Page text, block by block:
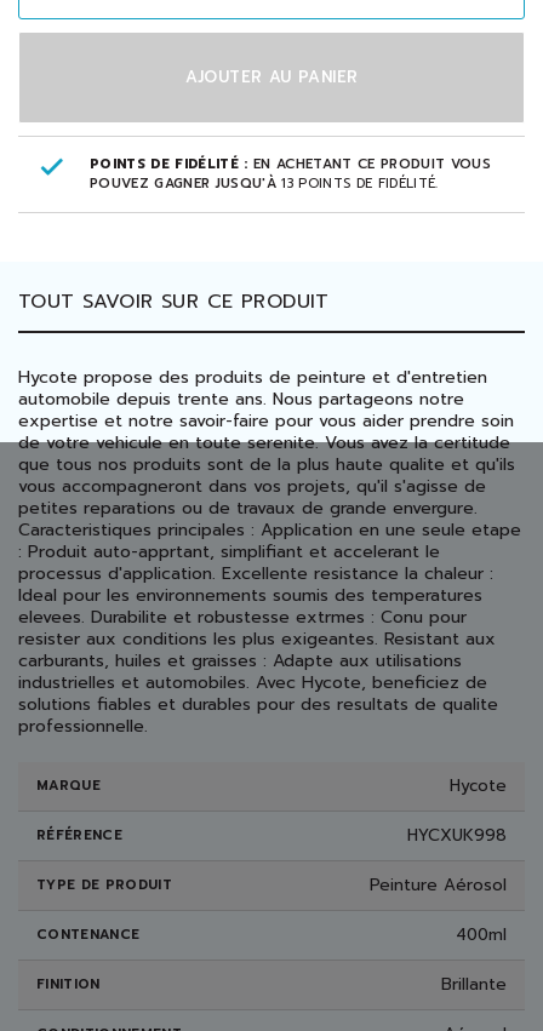
AJOUTER AU PANIER
POINTS DE FIDÉLITÉ : EN ACHETANT CE PRODUIT VOUS
POUVEZ GAGNER JUSQU'À13POINTS DE FIDÉLITÉ.
TOUT SAVOIR SUR CE PRODUIT
Hycote propose des produits de peinture et d'entretien
automobile depuis trente ans. Nous partageons notre
expertise et notre savoir-faire pour vous aider prendre soin
de votre vehicule en toute serenite. Vous avez la certitude
que tous nos produits sont de la plus haute qualite et qu'ils
vous accompagneront dans vos projets, qu'il s'agisse de
petites reparations ou de travaux de grande envergure.
Caracteristiques principales : Application en une seule etape
: Produit auto-apprtant, simplifiant et accelerant le
processus d'application. Excellente resistance la chaleur :
Ideal pour les environnements soumis des temperatures
elevees. Durabilite et robustesse extrmes : Conu pour
resister aux conditions les plus exigeantes. Resistant aux
carburants, huiles et graisses : Adapte aux utilisations
industrielles et automobiles. Avec Hycote, beneficiez de
solutions fiables et durables pour des resultats de qualite
professionnelle.
MARQUE Hycote
RÉFÉRENCE HYCXUK998
TYPE DE PRODUIT Peinture Aérosol
CONTENANCE 400ml
FINITION Brillante